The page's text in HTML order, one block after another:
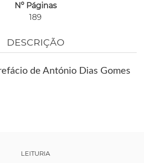
Nº Páginas
189
DESCRIÇÃO
de António Dias Gomes
LEITURIA